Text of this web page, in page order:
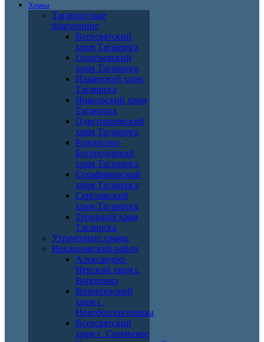
Храмы
Таганрогское
благочиние
Всехсвятский
храм Таганрога
Георгиевский
храм Таганрога
Ильинский храм
Таганрога
Никольский храм
Таганрога
Одигитриевский
храм Таганрога
Рождество-
Богородицкий
храм Таганрога
Серафимовский
храм Таганрога
Сергиевский
храм Таганрога
Троицкий храм
Таганрога
Утраченные храмы
Неклиновский район
Александро-
Невский храм с.
Вареновка
Вознесенский
храм с.
Новобессергеневка
Всехсвятский
храм с. Синявское